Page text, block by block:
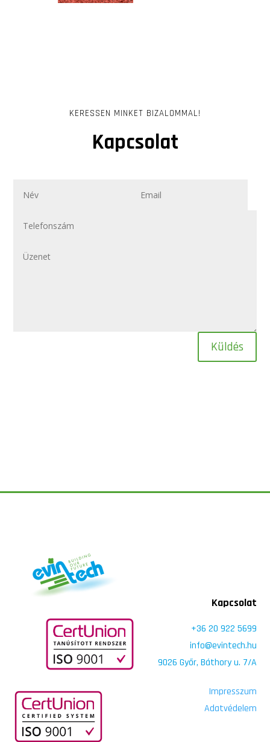
KERESSEN MINKET BIZALOMMAL!
Kapcsolat
Küldés
Kapcsolat
+36 20 922 5699
info@evintech.hu
9026 Győr, Báthory u. 7/A
Impresszum
Adatvédelem